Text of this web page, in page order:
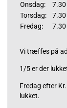
Onsdag:
7.30
Torsdag:
7.30
Fredag:
7.30
Vi træffes på
1/5 er der
Fredag efter
lukket.